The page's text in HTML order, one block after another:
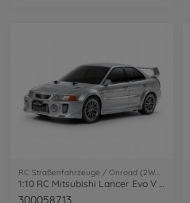
RC Straßenfahrzeuge / Onroad (2WD/4WD)
300058713